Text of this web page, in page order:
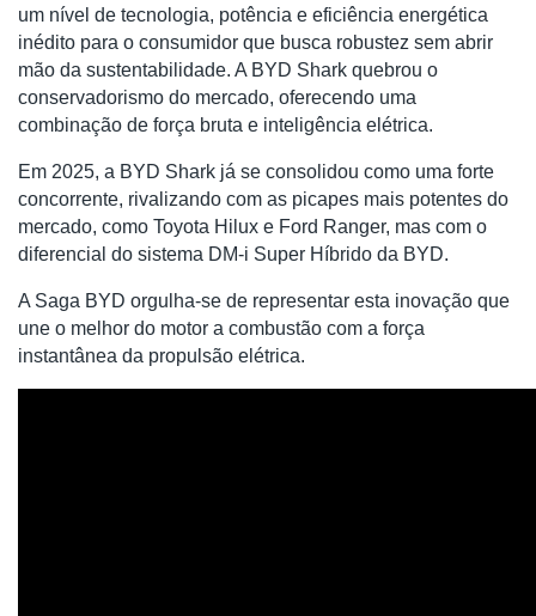
um nível de tecnologia, potência e eficiência energética
inédito para o consumidor que busca robustez sem abrir
mão da sustentabilidade. A BYD Shark quebrou o
conservadorismo do mercado, oferecendo uma
combinação de força bruta e inteligência elétrica.
Em 2025, a BYD Shark já se consolidou como uma forte
concorrente, rivalizando com as picapes mais potentes do
mercado, como Toyota Hilux e Ford Ranger, mas com o
diferencial do sistema DM-i Super Híbrido da BYD.
A Saga BYD orgulha-se de representar esta inovação que
une o melhor do motor a combustão com a força
instantânea da propulsão elétrica.